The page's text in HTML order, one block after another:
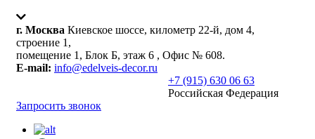
г. Москва Киевское шоссе, километр 22-й, дом 4,
строение 1,
помещение 1, Блок Б, этаж 6 , Офис № 608.
E-mail: info@edelveis-decor.ru
+7 (915) 630 06 63
Российская Федерация
Запросить звонок